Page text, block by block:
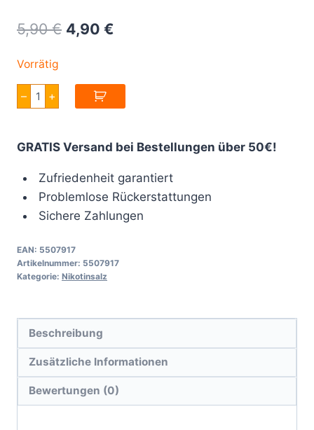
5,90€ Original
5,90 €.
4,90 €
Vorrätig
–
Full
Moon
Maori
10ml
+
GRATIS Versand bei Bestellungen über 50€!
Zufriedenheit garantiert
Problemlose Rückerstattungen
Sichere Zahlungen
EAN: 5507917
Artikelnummer: 5507917
Kategorie: Nikotinsalz
Beschreibung
Zusätzliche Informationen
Bewertungen (0)